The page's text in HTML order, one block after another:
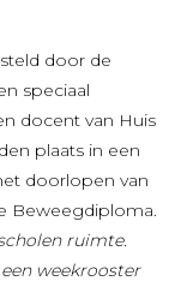
door de
speciaal
docent van Huis
plaats in een
doorlopen van
Beweegdiploma.
ruimte.
weekrooster